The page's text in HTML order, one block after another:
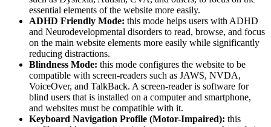
essential elements of the website more easily.
ADHD Friendly Mode: this mode helps users with ADHD
and Neurodevelopmental disorders to read, browse, and focus
on the main website elements more easily while significantly
reducing distractions.
Blindness Mode: this mode configures the website to be
compatible with screen-readers such as JAWS, NVDA,
VoiceOver, and TalkBack. A screen-reader is software for
blind users that is installed on a computer and smartphone,
and websites must be compatible with it.
Keyboard Navigation Profile (Motor-Impaired): this